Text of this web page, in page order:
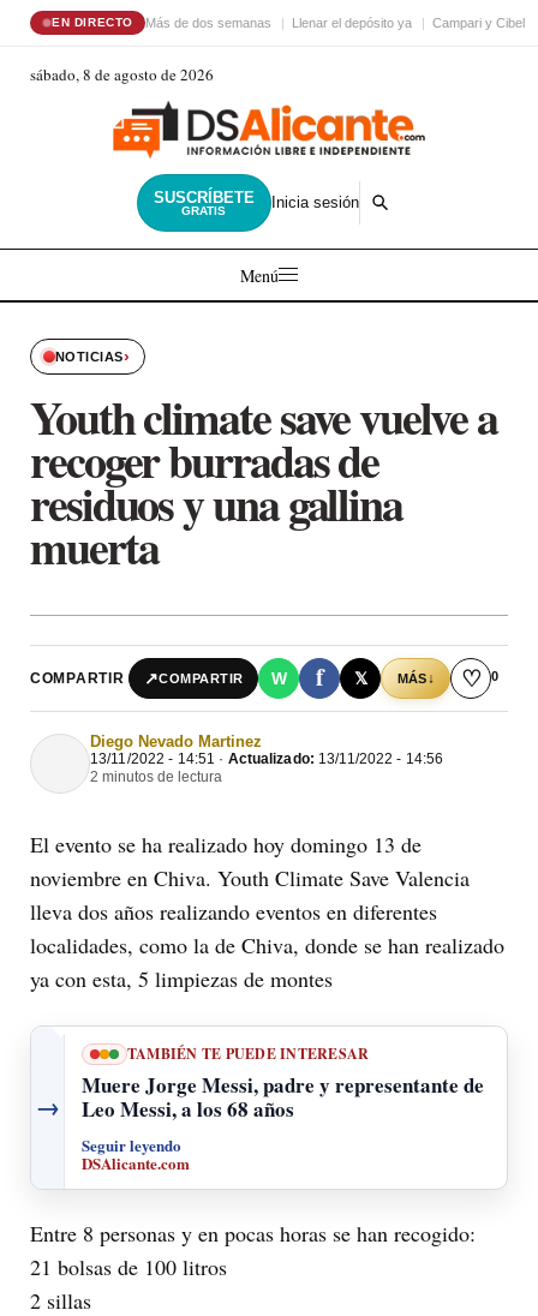
EN DIRECTO Más de dos semanas Llenar el depósito ya Campari y
sábado, 8 de agosto de 2026
SUSCRÍBETE
GRATIS Inicia sesión
Menú
NOTICIAS›
Youth climate save vuelve a
recoger burradas de
residuos y una gallina
muerta
COMPARTIR ↗COMPARTIR W f 𝕏 MÁS↓ ♡ 0
Diego Nevado Martinez
13/11/2022 - 14:51 · Actualizado: 13/11/2022 - 14:56
2 minutos de lectura
El evento se ha realizado hoy domingo 13 de
noviembre en Chiva. Youth Climate Save Valencia
lleva dos años realizando eventos en diferentes
localidades, como la de Chiva, donde se han realizado
ya con esta, 5 limpiezas de montes
→
TAMBIÉN TE PUEDE INTERESAR
Muere Jorge Messi, padre y representante de
Leo Messi, a los 68 años
Seguir leyendo
DSAlicante.com
Entre 8 personas y en pocas horas se han recogido:
21 bolsas de 100 litros
2 sillas